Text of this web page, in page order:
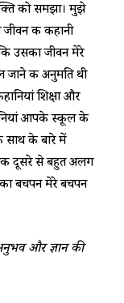
को समझा। मुझे
की कहानी
उसका जीवन मेरे
की अनुमति थी
शिक्षा और
आपके स्कूल के
साथ के बारे में
दूसरे से बहुत अलग
बचपन मेरे बचपन
और ज्ञान की